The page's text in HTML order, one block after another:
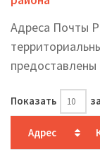
Адреса Почты
предоставлены
Показать
Адрес